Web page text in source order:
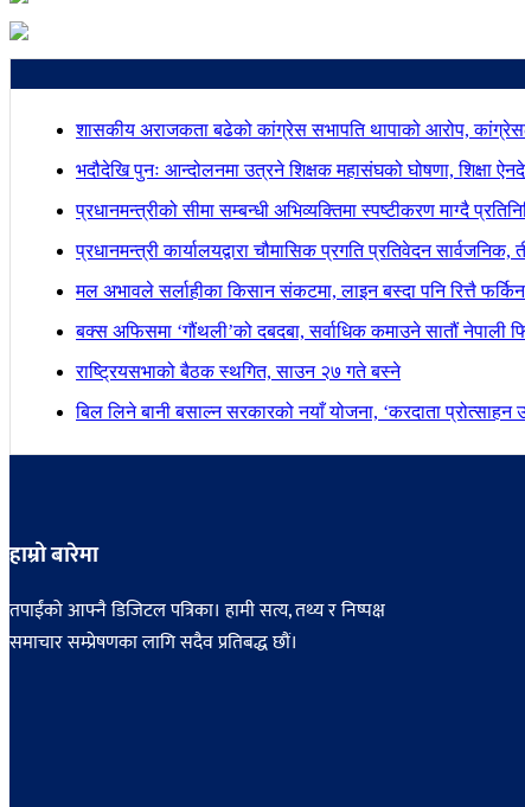
शासकीय अराजकता बढेको कांग्रेस सभापति थापाको आरोप,
भदौदेखि पुनः आन्दोलनमा उत्रने शिक्षक महासंघको घोषणा, शिक्षा
प्रधानमन्त्रीको सीमा सम्बन्धी अभिव्यक्तिमा स्पष्टीकरण माग्दै
प्रधानमन्त्री कार्यालयद्वारा चौमासिक प्रगति प्रतिवेदन सार्वजनिक,
मल अभावले सर्लाहीका किसान संकटमा, लाइन बस्दा पनि रित्तै
बक्स अफिसमा ‘गौंथली’को दबदबा, सर्वाधिक कमाउने सातौं नेपाली
राष्ट्रियसभाको बैठक स्थगित, साउन २७ गते बस्ने
बिल लिने बानी बसाल्न सरकारको नयाँ योजना, ‘करदाता प्रोत्साहन
हाम्रो बारेमा
तपाईंको आफ्नै डिजिटल पत्रिका। हामी सत्य, तथ्य र निष्पक्ष
समाचार सम्प्रेषणका लागि सदैव प्रतिबद्ध छौं।